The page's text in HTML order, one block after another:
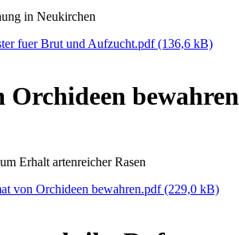
in Neukirchen
fuer Brut und Aufzucht.pdf(136,6 kB)
bewahren
Erhalt artenreicher Rasen
von Orchideen bewahren.pdf(229,0 kB)